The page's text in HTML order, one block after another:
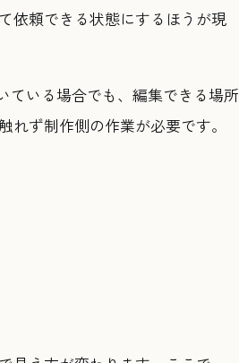
依頼できる状態にするほうが現
ている場合でも、編集できる場所
ず制作側の作業が必要です。